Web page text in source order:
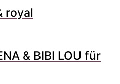
royal
& BIBI LOU für